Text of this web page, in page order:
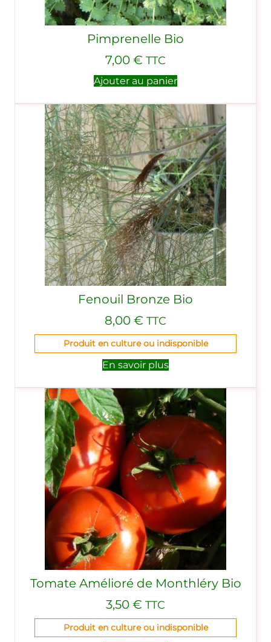
Pimprenelle Bio
7,00 € TTC
Ajouter au panier
Fenouil Bronze Bio
8,00 € TTC
Produit en culture ou indisponible
En savoir plus
Tomate Amélioré de Monthléry Bio
3,50 € TTC
Produit en culture ou indisponible